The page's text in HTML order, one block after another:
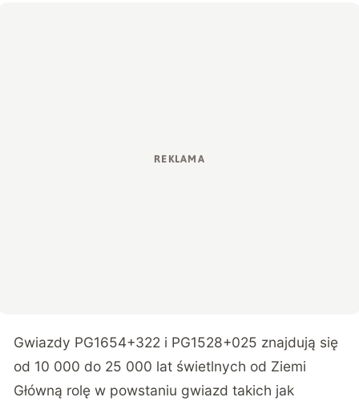
Gwiazdy PG1654+322 i PG1528+025 znajdują się
od 10 000 do 25 000 lat świetlnych od Ziemi
Główną rolę w powstaniu gwiazd takich jak